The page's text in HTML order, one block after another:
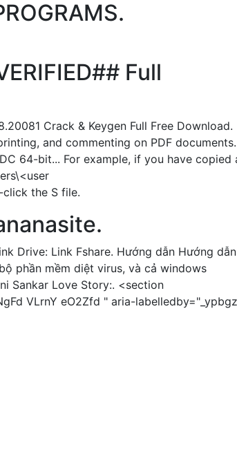
Full
Crack & Keygen Full Free Download.
and commenting on PDF documents.
64-bit... For example, if you have copied
click the S file.
Drive: Link Fshare. Hướng dẫn Hướng
phần mềm diệt virus, và cả windows
Sankar Love Story:. <section
VLrnY eO2Zfd " aria-